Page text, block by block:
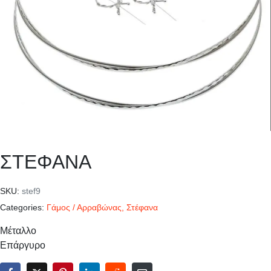
ΣΤΕΦΑΝΑ
SKU: stef9
Categories: Γάμος / Αρραβώνας Στέφανα
Μέταλλο
Επάργυρο